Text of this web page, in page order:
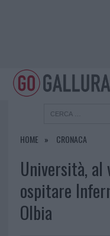
HOME CRONACA
Università,
ospitare
Olbia